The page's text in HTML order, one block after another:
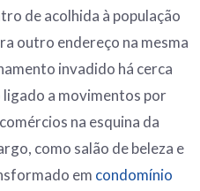
de acolhida à população
outro endereço na mesma
invadido há cerca
ligado a movimentos por
na esquina da
como salão de beleza e
em condomínio